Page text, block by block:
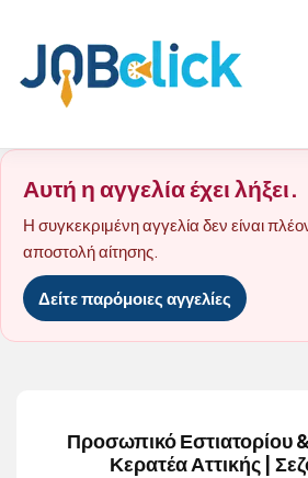
Αυτή η αγγελία έχει λήξει.
Η συγκεκριμένη αγγελία δεν είναι
αποστολή αίτησης.
Δείτε παρόμοιες αγγελίες
Προσωπικό Εστιατορίου
Κερατέα Αττικής |